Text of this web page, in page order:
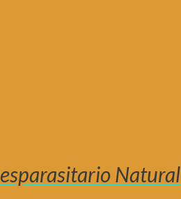
Natural